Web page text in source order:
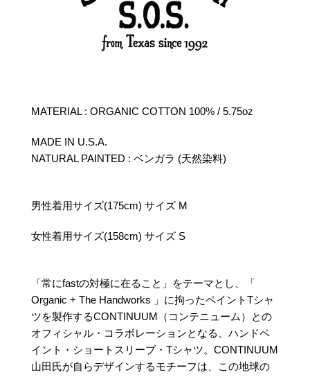
MATERIAL : ORGANIC COTTON 100% / 5.75oz
MADE IN U.S.A.
NATURAL PAINTED : ベンガラ (天然染料)
男性着用サイズ(175cm) サイズ M
女性着用サイズ(158cm) サイズ S
「常にfastの対極に在ること」をテーマとし、「
Organic + The Handworks 」に拘ったペイントTシャ
ツを製作するCONTINUUM（コンテニューム）との
オフィシャル・コラボレーションとなる、ハンドペ
イント・ショートスリーブ・Tシャツ。CONTINUUM
山田氏が自らデザインするモチーフは、この地球の